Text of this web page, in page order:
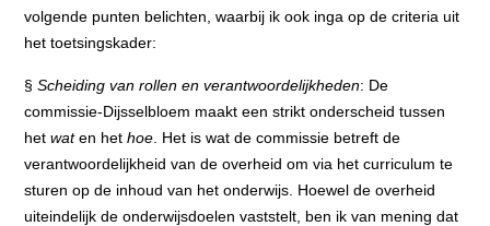
volgende punten belichten, waarbij ik ook inga op de criteria uit
het toetsingskader:
§Scheiding van rollen en verantwoordelijkheden: De
commissie-Dijsselbloem maakt een strikt onderscheid tussen
hetwaten hethoe . Het is wat de commissie betreft de
verantwoordelijkheid van de overheid om via het curriculum te
sturen op de inhoud van het onderwijs. Hoewel de overheid
uiteindelijk de onderwijsdoelen vaststelt, ben ik van mening dat